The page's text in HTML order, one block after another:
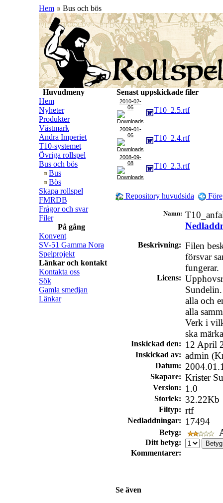
Hem Bus och bös
Huvudmeny
Hem
Nyheter
Produkter
Västmark
Andra Imperiet
T10-systemet
Övriga rollspel
Bus och bös
Bus
Bös
Skapa rollspel
FMRDB
Frågor och svar
Filer
På gång
Konvent
SV-51 Gamma Nora
Spelprojekt
Länkar och kontakt
Kontakta oss
Sök
Gamla smedjan
Länkar
Senast uppskickade filer
2010-02-
06
T10_2.5.rtf
2009-01-
06
T10_2.4.rtf
2008-09-
08
T10_2.3.rtf
Repository huvudsida
Namn:
Beskrivning: Filen
försvar
fungerar.
Licens:
alla och
alla
Verk i
ska
Inskickad den: 12 April
Inskickad av: admin
Datum:
Skapare: Krister
Version: 1.0
Storlek: 32.22Kb
Filtyp: rtf
Nedladdningar: 17494
Betyg:
Ditt betyg:
Kommentarer:
Se även